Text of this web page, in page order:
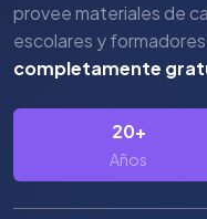
provee materiales de
escolares y
completamente
20+
Años